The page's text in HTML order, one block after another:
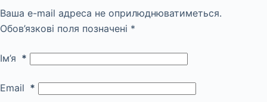
Ваша e-mail адреса не оприлюднюватиметься.
Обов’язкові поля позначені *
Ім’я *
Email *